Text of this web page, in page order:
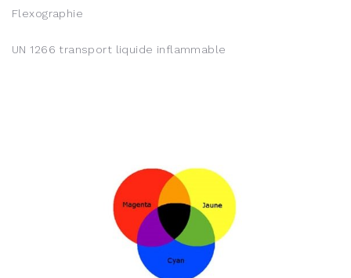
Flexographie
UN 1266 transport liquide inflammable